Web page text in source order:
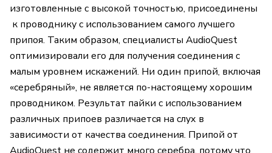
изготовленные с высокой точностью, присоединены
к проводнику с использованием самого лучшего
припоя. Таким образом, специалисты AudioQuest
оптимизировали его для получения соединения с
малым уровнем искажений. Ни один припой, включая
«серебряный», не является по-настоящему хорошим
проводником. Результат пайки с использованием
различных припоев различается на слух в
зависимости от качества соединения. Припой от